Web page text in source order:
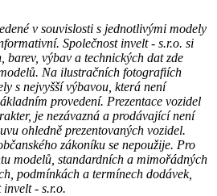
v souvislosti s jednotlivými modely
Společnost invelt - s.r.o. si
barev, výbav a technických dat zde
Na ilustračních fotografiích
s nejvyšší výbavou, která není
provedení. Prezentace vozidel
je nezávazná a prodávající není
ohledně prezentovaných vozidel.
zákoníku se nepoužije. Pro
modelů, standardních a mimořádných
podmínkách a termínech dodávek,
invelt - s.r.o.